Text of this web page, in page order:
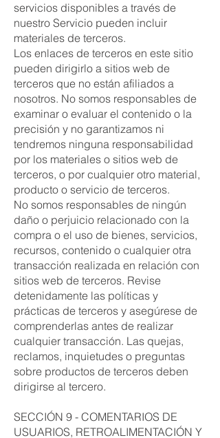
servicios disponibles a través de
nuestro Servicio pueden incluir
materiales de terceros.
Los enlaces de terceros en este sitio
pueden dirigirlo a sitios web de
terceros que no están afiliados a
nosotros. No somos responsables de
examinar o evaluar el contenido o la
precisión y no garantizamos ni
tendremos ninguna responsabilidad
por los materiales o sitios web de
terceros, o por cualquier otro material,
producto o servicio de terceros.
No somos responsables de ningún
daño o perjuicio relacionado con la
compra o el uso de bienes, servicios,
recursos, contenido o cualquier otra
transacción realizada en relación con
sitios web de terceros. Revise
detenidamente las políticas y
prácticas de terceros y asegúrese de
comprenderlas antes de realizar
cualquier transacción. Las quejas,
reclamos, inquietudes o preguntas
sobre productos de terceros deben
dirigirse al tercero.
SECCIÓN 9 - COMENTARIOS DE
USUARIOS, RETROALIMENTACIÓN Y